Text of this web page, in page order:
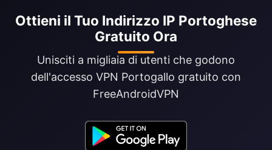
Ottieni il Tuo Indirizzo IP Portoghese
Gratuito Ora
Unisciti a migliaia di utenti che godono
dell'accesso VPN Portogallo gratuito con
FreeAndroidVPN